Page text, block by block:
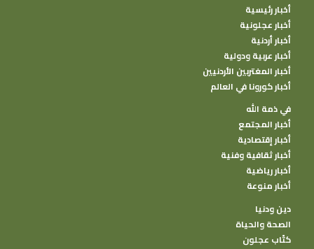
أخبار رئيسية
أخبار عجلونية
أخبار أردنية
أخبار عربية ودولية
أخبار المغتربين الأردنيين
أخبار كورونا في العالم
في ذمة الله
أخبار المجتمع
أخبار إقتصادية
أخبار ثقافية وفنية
أخبار رياضية
أخبار منوعة
دين ودنيا
الصحة والحياة
كتًاب عجلون